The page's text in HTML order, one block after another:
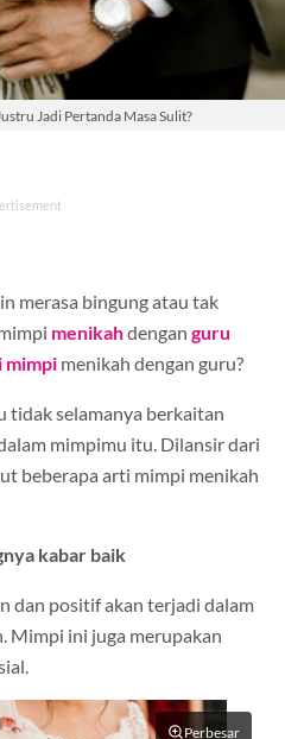
Jadi Pertanda Masa Sulit?
merasa bingung atau tak
menikahdengan guru
mimpi menikah dengan guru?
tidak selamanya berkaitan
mimpimu itu. Dilansir dari
beberapa arti mimpi menikah
kabar baik
dan positif akan terjadi dalam
Mimpi ini juga merupakan
Perbesar